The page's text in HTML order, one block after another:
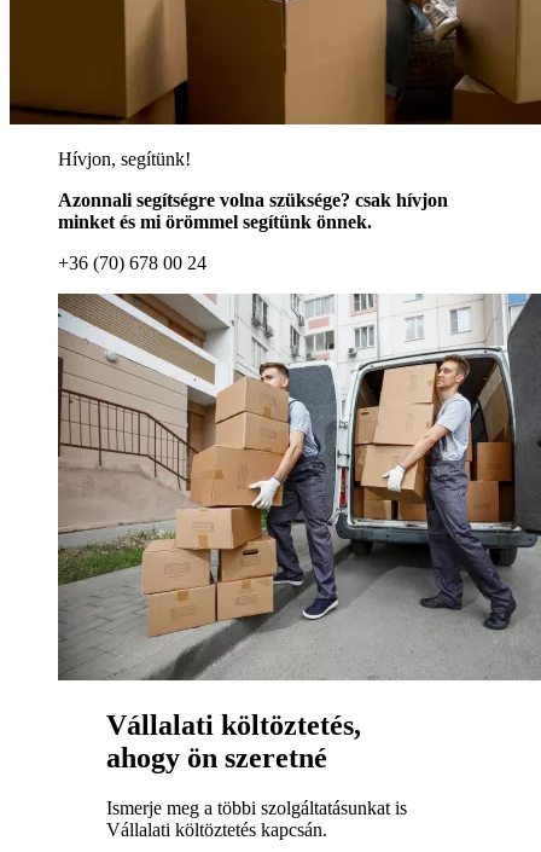
Hívjon, segítünk!
Azonnali segítségre volna szüksége? csak hívjon
minket és mi örömmel segítünk önnek.
+36 (70) 678 00 24
Vállalati költöztetés,
ahogy ön szeretné
Ismerje meg a többi szolgáltatásunkat is
Vállalati költöztetés kapcsán.